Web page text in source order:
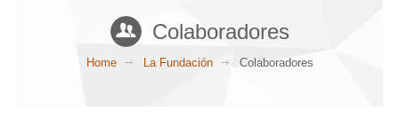
Colaboradores
Home La Fundación Colaboradores